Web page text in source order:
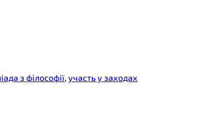
з філософії, участь у заходах